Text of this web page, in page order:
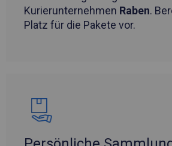
Kurierunternehmen Raben.
Platz für die Pakete vor.